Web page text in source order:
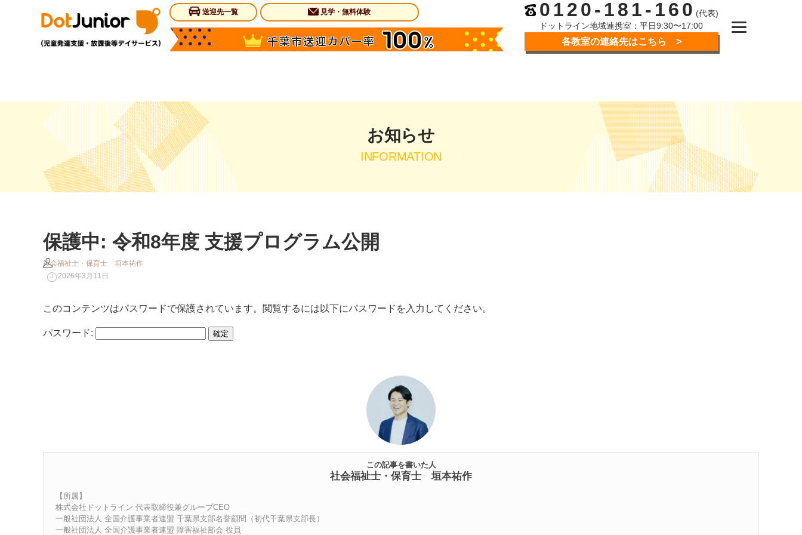
送迎先一覧 見学・無料体験 0120-181-160 (代表)
ドットライン地域連携室：平日9:30〜17:00
各教室の連絡先はこちら >
お知らせ
INFORMATION
保護中: 令和8年度 支援プログラム公開
社会福祉士・保育士 垣本祐作
2026年3月11日
このコンテンツはパスワードで保護されています。閲覧するには以下にパスワードを入力してください。
パスワード:
この記事を書いた人
社会福祉士・保育士 垣本祐作
【所属】
株式会社ドットライン 代表取締役兼グループCEO
一般社団法人 全国介護事業者連盟 千葉県支部名誉顧問（初代千葉県支部長）
一般社団法人 全国介護事業者連盟 障害福祉部会 役員